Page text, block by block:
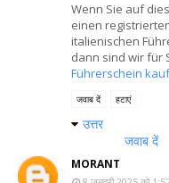
Wenn Sie auf
einen
italienischen
dann sind wir für
Führerschein
जवाब दें हटाएं
उत्तर
जवाब दें
MORANT